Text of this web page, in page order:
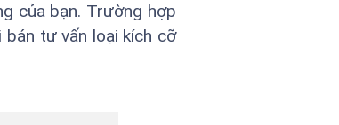
của bạn. Trường hợp
tư vấn loại kích cỡ